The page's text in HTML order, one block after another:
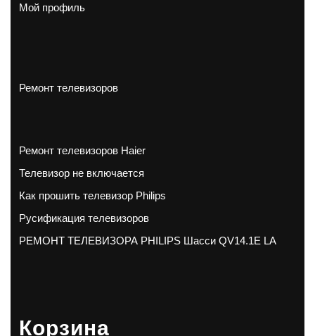
Мой профиль
Ремонт телевизоров
Ремонт телевизоров Haier
Телевизор не включается
Как прошить телевизор Philips
Русификация телевизоров
РЕМОНТ ТЕЛЕВИЗОРА PHILIPS Шасси QV14.1E LA
Корзина